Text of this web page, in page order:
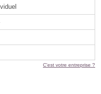
C'est votre entreprise ?